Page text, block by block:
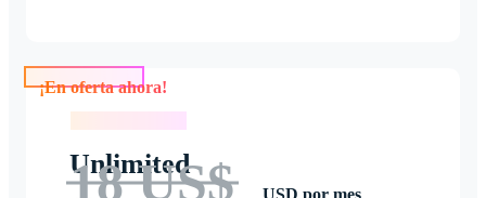
Unlimited
18 US$
USD por mes